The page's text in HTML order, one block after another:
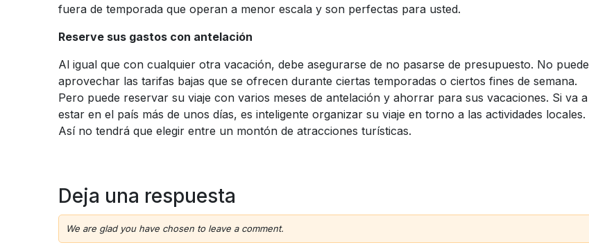
fuera de temporada que operan a menor escala y son perfectas para usted.
Reserve sus gastos con antelación
Al igual que con cualquier otra vacación, debe asegurarse de no pasarse de presupuesto. No puede
aprovechar las tarifas bajas que se ofrecen durante ciertas temporadas o ciertos fines de semana.
Pero puede reservar su viaje con varios meses de antelación y ahorrar para sus vacaciones. Si va a
estar en el país más de unos días, es inteligente organizar su viaje en torno a las actividades locales.
Así no tendrá que elegir entre un montón de atracciones turísticas.
Deja una respuesta
We are glad you have chosen to leave a comment.